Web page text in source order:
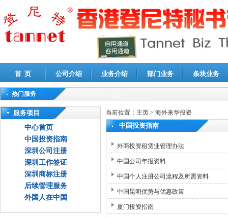
首 页 公司介绍 业务介绍 部门业务 条块业务
热门服务
高新技术企业认定审计|企业所得税汇算清缴申报鉴证
服务项目
中心首页
中国投资指南
深圳公司注册
深圳工作签证
深圳商标注册
后续管理服务
外国人在中国
当前位置： 主页 > 海外来华投资
中国投资指南
外商投资租赁业管理办法
中国公司年报资料
中国个人注册公司流程及所需资料
中国昆明优势与优惠政策
厦门投资指南